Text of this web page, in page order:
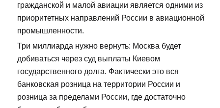
гражданской и малой авиации является одними из
приоритетных направлений России в авиационной
промышленности.
Три миллиарда нужно вернуть: Москва будет
добиваться через суд выплаты Киевом
государственного долга. Фактически это вся
банковская розница на территории России и
розница за пределами России, где достаточно